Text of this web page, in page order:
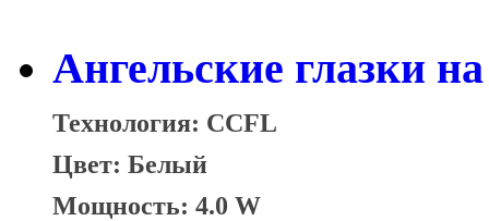
Ангельские глазки
Технология: CCFL
Цвет: Белый
Мощность: 4.0 W